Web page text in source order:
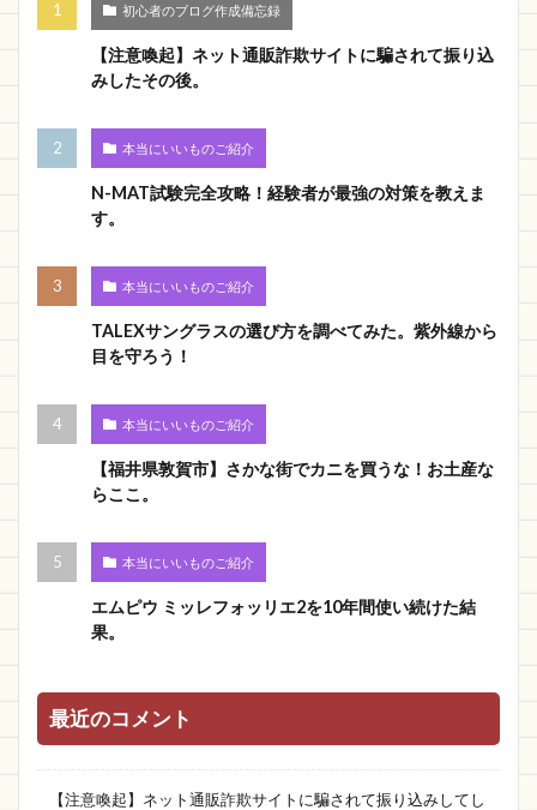
初心者のブログ作成備忘録
【注意喚起】ネット通販詐欺サイトに騙されて振り込
みしたその後。
本当にいいものご紹介
N-MAT試験完全攻略！経験者が最強の対策を教えま
す。
本当にいいものご紹介
TALEXサングラスの選び方を調べてみた。紫外線から
目を守ろう！
本当にいいものご紹介
【福井県敦賀市】さかな街でカニを買うな！お土産な
らここ。
本当にいいものご紹介
エムピウ ミッレフォッリエ2を10年間使い続けた結
果。
最近のコメント
【注意喚起】ネット通販詐欺サイトに騙されて振り込みしてし